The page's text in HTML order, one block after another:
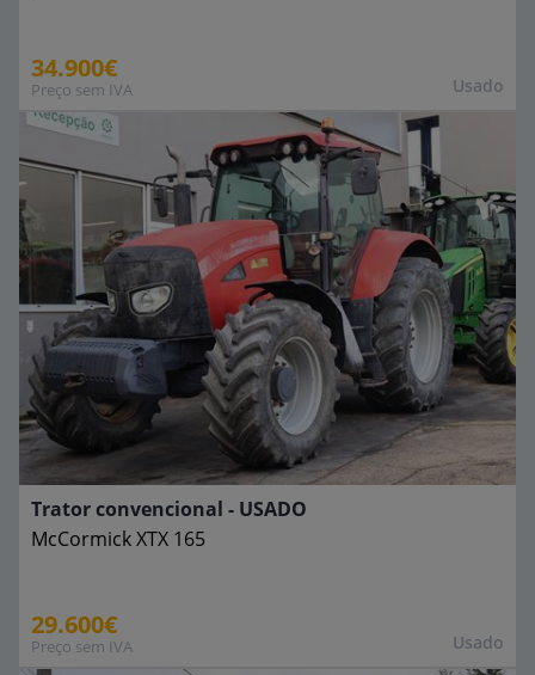
Usado
34.900€
Preço sem IVA
Usado
Trator convencional - USADO
McCormickXTX 165
29.600€
Preço sem IVA